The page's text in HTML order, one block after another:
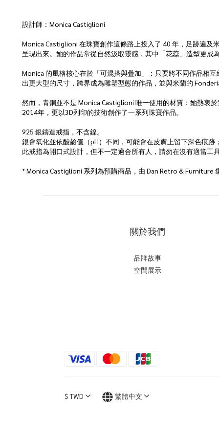
設計師：Monica Castiglioni
Monica Castiglioni 在珠寶創作這條路上投入了 40 年，足跡遍
呈現出來。她的作品常從自然汲取靈感，其中「花蕊」造型更成
Monica 的風格核心在於「可混搭與疊加」：只要將不同作品相
出更大型的尺寸，跨界成為雕塑型態的作品，並與米蘭的
然而，青銅並不是 Monica Castiglioni 唯一使用的材質：她熱衷
2014年，更以3D列印的技術創作了一系列珠寶作品。
925 銀鑄造戒指，不含鎳。
銀會氧化並依酸鹼值（pH）不同，可能會在皮膚上留下深色痕
此戒指為開口式設計，但不一定適合所有人，請勿在沒有適當
* Monica Castiglioni 系列為預購商品，由 Dan Retro & Furniture
關於我們
品牌故事
空間展示
$ TWD 繁體中文